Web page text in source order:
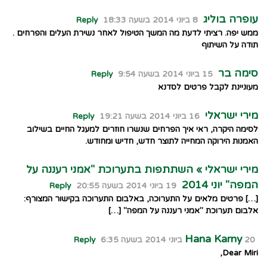
עופרה בוליג 8 ביוני 2014 בשעה 18:33
Reply
ממש יפה. רציתי לדעת מה המשך הטיפול לאחר נשירת העלים והפרחים .
תודה על השיתוף
סימה בר 15 ביוני 2014 בשעה 9:54
Reply
מעוניינת לקבל פרטים לסדנא
מירי ישראלי 16 ביוני 2014 בשעה 19:21
Reply
לסימה היקרה, ראי איך הפרחים שנשרו חוזרים למעגל החיים בשילוב
האמנות הירוקה המחייה לתוצר חדש, חדיש ומחודש.
מירי ישראלי » השתתפות בתערוכת "אמני רעננה על
המפה" יוני 2014
19 ביוני 2014 בשעה 20:55
Reply
[…] פרטים מלאים על התערוכה, באלבום התערוכה בקישור המצורף:
אלבום תערוכת "אמני רעננה על המפה" […]
Hana Karny 20 ביוני 2014 בשעה 6:35
Reply
Dear Miri,